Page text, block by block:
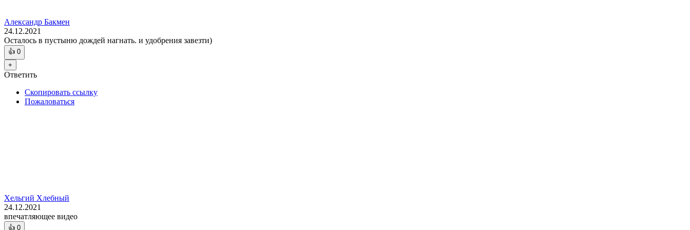
Александр Бакмен
24.12.2021
Осталось в пустыню дождей нагнать. и удобрения завезти)
👍 0
+
Ответить
Скопировать ссылку
Пожаловаться
Хельгий Хлебный
24.12.2021
впечатляющее видео
👍 0